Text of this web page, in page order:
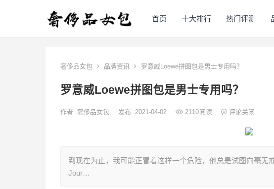
首页 十大排行 热门评测
奢侈品女包 品牌资讯 罗意威Loewe拼图包是男士专用吗？
罗意威Loewe拼图包是男士专用吗？
作者: 奢侈品女包 发布: 2021-04-02 2110阅读 评论关闭
到现在为止，我可能正冒着这样一个危险，他总是试图向毫无
Jour…